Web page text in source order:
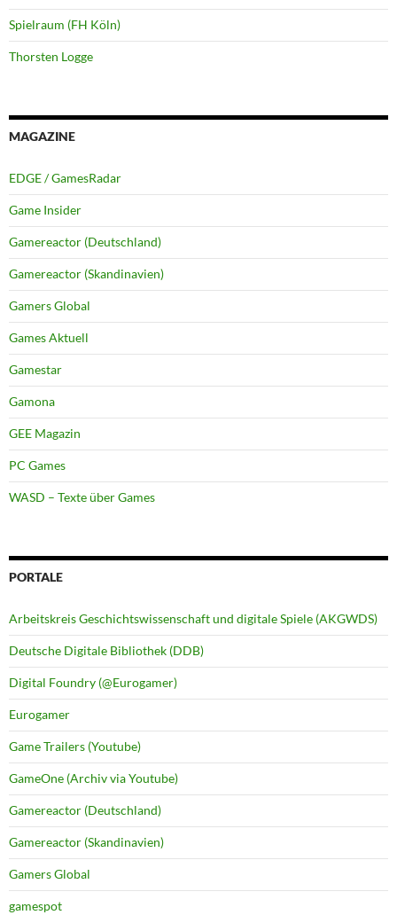
Spielraum (FH Köln)
Thorsten Logge
MAGAZINE
EDGE / GamesRadar
Game Insider
Gamereactor (Deutschland)
Gamereactor (Skandinavien)
Gamers Global
Games Aktuell
Gamestar
Gamona
GEE Magazin
PC Games
WASD – Texte über Games
PORTALE
Arbeitskreis Geschichtswissenschaft und digitale Spiele (AKGWDS)
Deutsche Digitale Bibliothek (DDB)
Digital Foundry (@Eurogamer)
Eurogamer
Game Trailers (Youtube)
GameOne (Archiv via Youtube)
Gamereactor (Deutschland)
Gamereactor (Skandinavien)
Gamers Global
gamespot